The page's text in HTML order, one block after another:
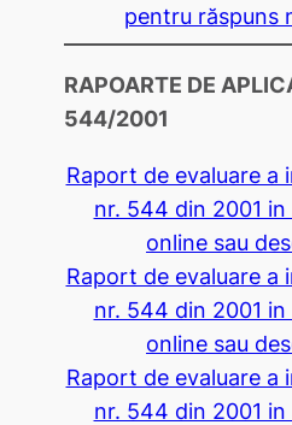
pentru răspuns
RAPOARTE DE
544/2001
Raport de evaluare a
nr. 544 din 2001
online sau
Raport de evaluare a
nr. 544 din 2001
online sau
Raport de evaluare a
nr. 544 din 2001